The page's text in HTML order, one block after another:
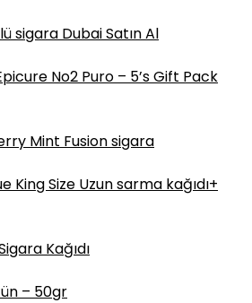
sigara Dubai Satın Al
No2 Puro – 5’s Gift Pack
Mint Fusion sigara
King Size Uzun sarma kağıdı+
Kağıdı
– 50gr